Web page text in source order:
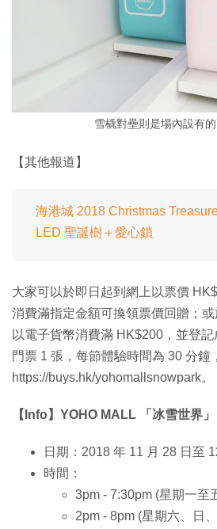
雪橇對壘則是場內設有
【其他報道】
海港城 2018 Christmas
LED 聖誕樹＋愛心鎖
大家可以於即日起到網上以票價
消費滿指定金額可換領票價回贈；或
以電子貨幣消費滿 HK$200，並登
門票 1 張，每節體驗時間為 30 分鐘
https://buys.hk/yohomallsnowpark。
【Info】YOHO MALL 「冰雪世界」
日期：2018 年 11 月 28 日至
時間：
3pm - 7:30pm (星期一至
2pm - 8pm (星期六、日